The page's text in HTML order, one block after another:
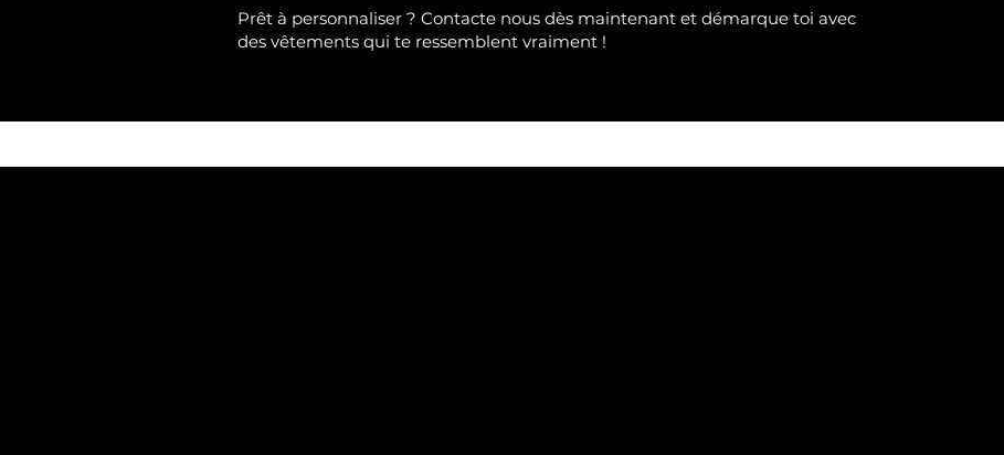
Prêt à personnaliser ? Contacte nous dès maintenant et démarque toi avec
des vêtements qui te ressemblent vraiment !